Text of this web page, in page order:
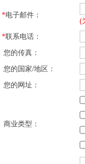
*电子邮件：
(
*联系电话：
您的传真：
您的国家/地区：
您的网址：
商业类型：